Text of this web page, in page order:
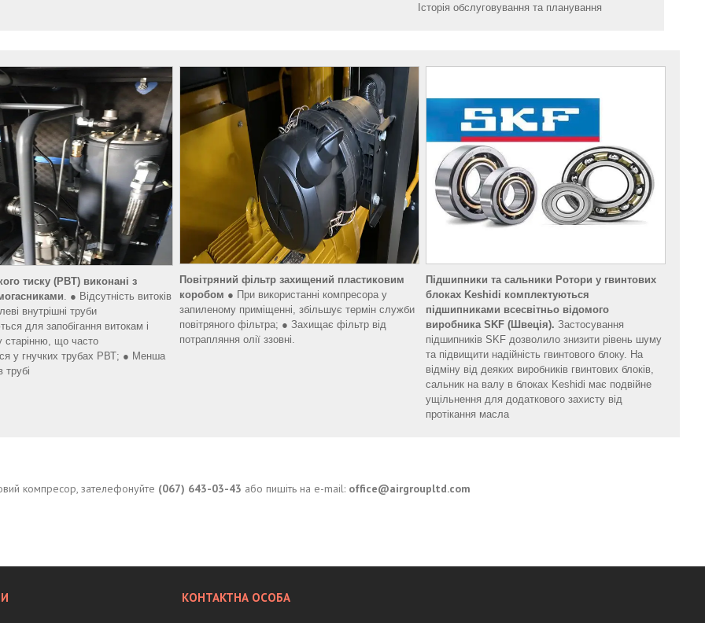
Історія обслуговування та планування
тиску (РВТ) виконані з
. ● Відсутність витоків
внутрішні труби
для запобігання витокам і
старінню, що часто
у гнучких трубах РВТ; ● Менша
трубі
Повітряний фільтр захищений пластиковим
коробом ● При використанні компресора у
запиленому приміщенні, збільшує термін служби
повітряного фільтра; ● Захищає фільтр від
потрапляння олії ззовні.
Підшипники та сальники Ротори у гвинтових
блоках Keshidi комплектуються
підшипниками всесвітньо відомого
виробника SKF (Швеція). Застосування
підшипників SKF дозволило знизити рівень шуму
та підвищити надійність гвинтового блоку. На
відміну від деяких виробників гвинтових блоків,
сальник на валу в блоках Keshidi має подвійне
ущільнення для додаткового захисту від
протікання масла
компресор, зателефонуйте (067) 643-03-43 або пишіть на e-mail: office@airgroupltd.com